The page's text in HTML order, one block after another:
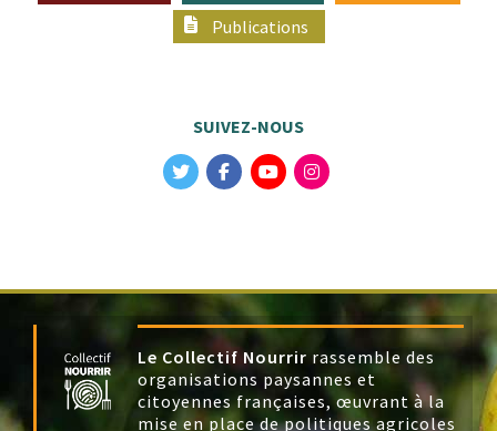
Publications
SUIVEZ-NOUS
Le Collectif Nourrir rassemble des
organisations paysannes et
citoyennes françaises, œuvrant à la
mise en place de politiques agricoles